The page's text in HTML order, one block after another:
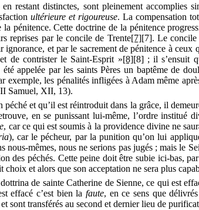
restant distinctes, sont pleinement accomplies
ultérieure et rigoureuse. La compensation
pénitence. Cette doctrine de la pénitence
reprises par le concile de Trente[7][7]. Le concile
et par le sacrement de pénitence à
de contrister le Saint-Esprit »[8][8]; il s’ensuit
appelée par les saints Pères un baptême de
exemple, les pénalités infligées à Adam même
Samuel, XII, 13).
et qu’il est réintroduit dans la grâce, il
en se punissant lui-même, l’ordre institué
, car ce qui est soumis à la providence divine ne
), car le pécheur, par la punition qu’on lui
mêmes, nous ne serions pas jugés ; mais le
des péchés. Cette peine doit être subie ici-bas,
et alors que son acceptation ne sera plus
dottrina de sainte Catherine de Sienne, ce qui est
effacé c’est bien la faute, en ce sens que
sont transférés au second et dernier lieu de